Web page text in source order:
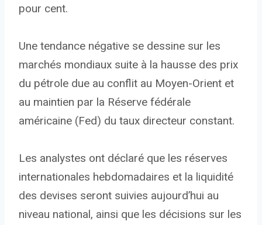
pour cent.
Une tendance négative se dessine sur les
marchés mondiaux suite à la hausse des prix
du pétrole due au conflit au Moyen-Orient et
au maintien par la Réserve fédérale
américaine (Fed) du taux directeur constant.
Les analystes ont déclaré que les réserves
internationales hebdomadaires et la liquidité
des devises seront suivies aujourd’hui au
niveau national, ainsi que les décisions sur les